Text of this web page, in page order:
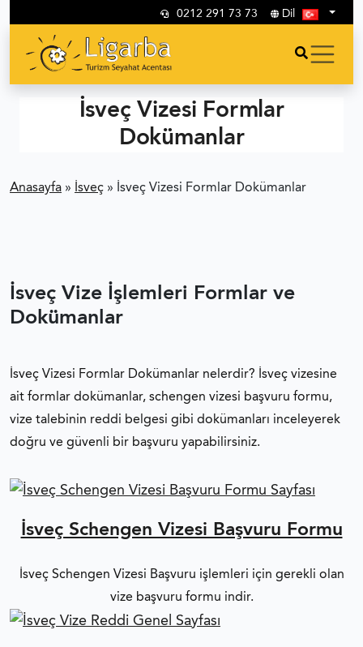
0212 291 73 73 Dil
İsveç Vizesi Formlar
Dokümanlar
Anasayfa » İsveç » İsveç Vizesi Formlar Dokümanlar
İsveç Vize İşlemleri Formlar ve
Dokümanlar
İsveç Vizesi Formlar Dokümanlar nelerdir? İsveç vizesine
ait formlar dokümanlar, schengen vizesi başvuru formu,
vize talebinin reddi belgesi gibi dokümanları inceleyerek
doğru ve güvenli bir başvuru yapabilirsiniz.
İsveç Schengen Vizesi Başvuru Formu
İsveç Schengen Vizesi Başvuru işlemleri için gerekli olan
vize başvuru formu indir.